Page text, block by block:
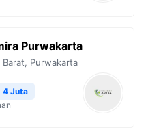
Purwakarta
, Purwakarta
4 Juta